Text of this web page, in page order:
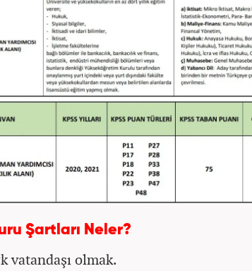
Şartları Neler?
vatandaşı olmak.